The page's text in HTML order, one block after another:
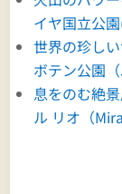
イヤ国立公
世界の珍し
ボテン公園
息をのむ絶
ル リオ（